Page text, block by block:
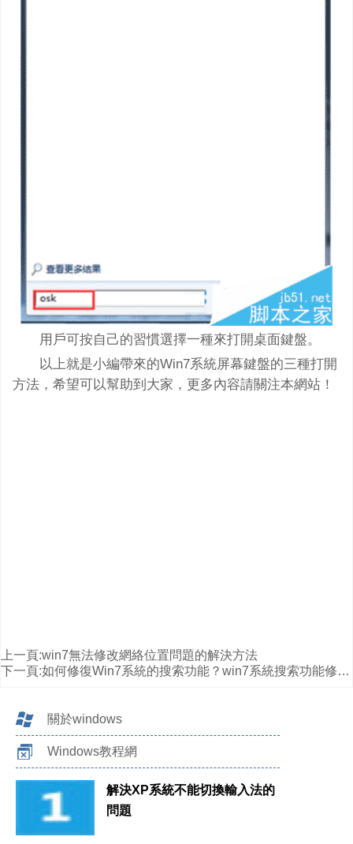
用戶可按自己的習慣選擇一種來打開桌面鍵盤。
以上就是小編帶來的Win7系統屏幕鍵盤的三種打開
方法，希望可以幫助到大家，更多內容請關注本網站！
上一頁:win7無法修改網絡位置問題的解決方法
下一頁:如何修復Win7系統的搜索功能？win7系統搜索功能修復方法
關於windows
Windows教程網
解決XP系統不能切換輸入法的
問題